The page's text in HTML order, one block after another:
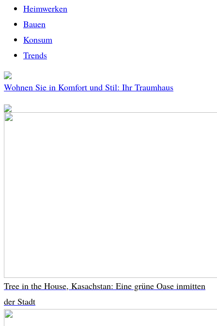
Heimwerken
Bauen
Konsum
Trends
Wohnen Sie in Komfort und Stil: Ihr Traumhaus
Tree in the House, Kasachstan: Eine grüne Oase inmitten
der Stadt